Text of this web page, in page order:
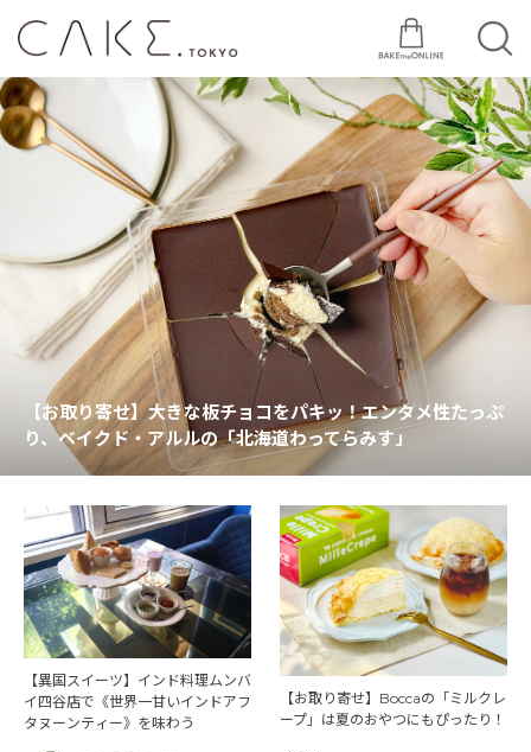
【お取り寄せ】大きな板チョコをパキッ！エンタメ性たっぷ
り、ベイクド・アルルの「北海道わってらみす」
【異国スイーツ】インド料理ムンバ
イ四谷店で《世界一甘いインドアフ
タヌーンティー》を味わう
【お取り寄せ】Boccaの「ミルクレ
ープ」は夏のおやつにもぴったり！